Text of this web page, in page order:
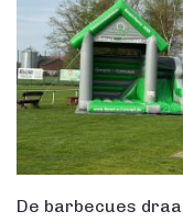
De barbecues